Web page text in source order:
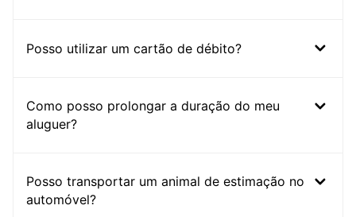
Posso utilizar um cartão de débito?
Como posso prolongar a duração do meu
aluguer?
Posso transportar um animal de estimação no
automóvel?